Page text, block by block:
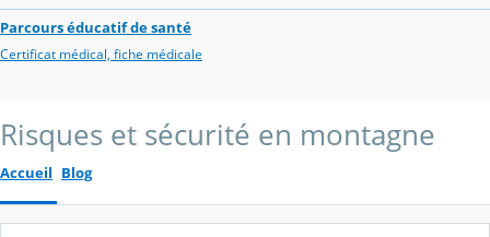
Parcours éducatif de santé
Certificat médical, fiche médicale
Risques et sécurité en montagne
Accueil Blog